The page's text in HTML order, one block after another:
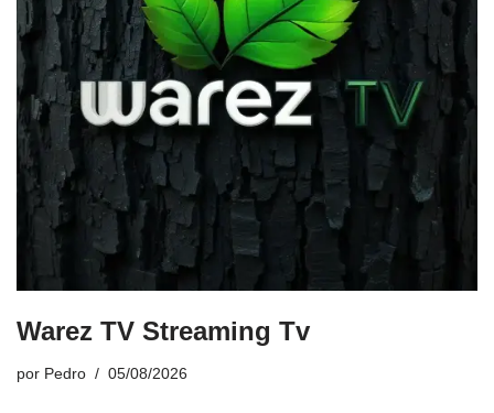
Warez TV Streaming Tv
por Pedro 05/08/2026